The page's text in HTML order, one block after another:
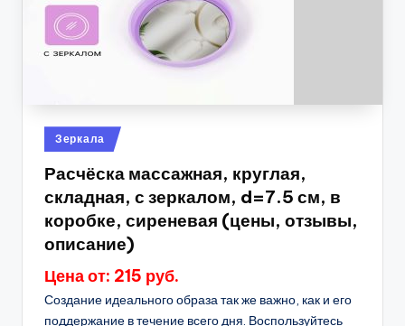
Опубликовано
в
Зеркала
Расчёска массажная, круглая,
складная, с зеркалом, d=7.5 см, в
коробке, сиреневая (цены, отзывы,
описание)
Цена от: 215 руб.
Создание идеального образа так же важно, как и его
поддержание в течение всего дня. Воспользуйтесь